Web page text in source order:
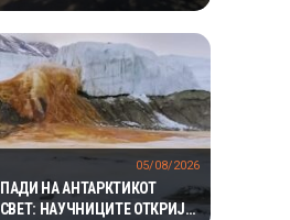
ПРЕДУПРЕДУВА НА ТРЕТО
НА АНТАРКТИКОТ
НАУЧНИЦИТЕ ОТКРИЈА
05/08/2026